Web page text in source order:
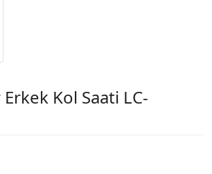
Kol Saati LC-